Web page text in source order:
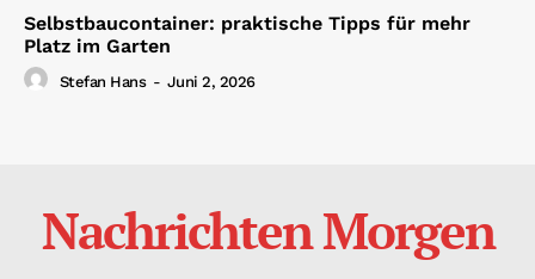
Selbstbaucontainer: praktische Tipps für mehr
Platz im Garten
Stefan Hans - Juni 2, 2026
Nachrichten Morgen